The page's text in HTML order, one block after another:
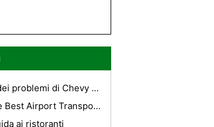
Risoluzione dei problemi di Chevy 350 Engine
Come trovare Best Airport Transportation Service Company nella tua città?
ai ristoranti